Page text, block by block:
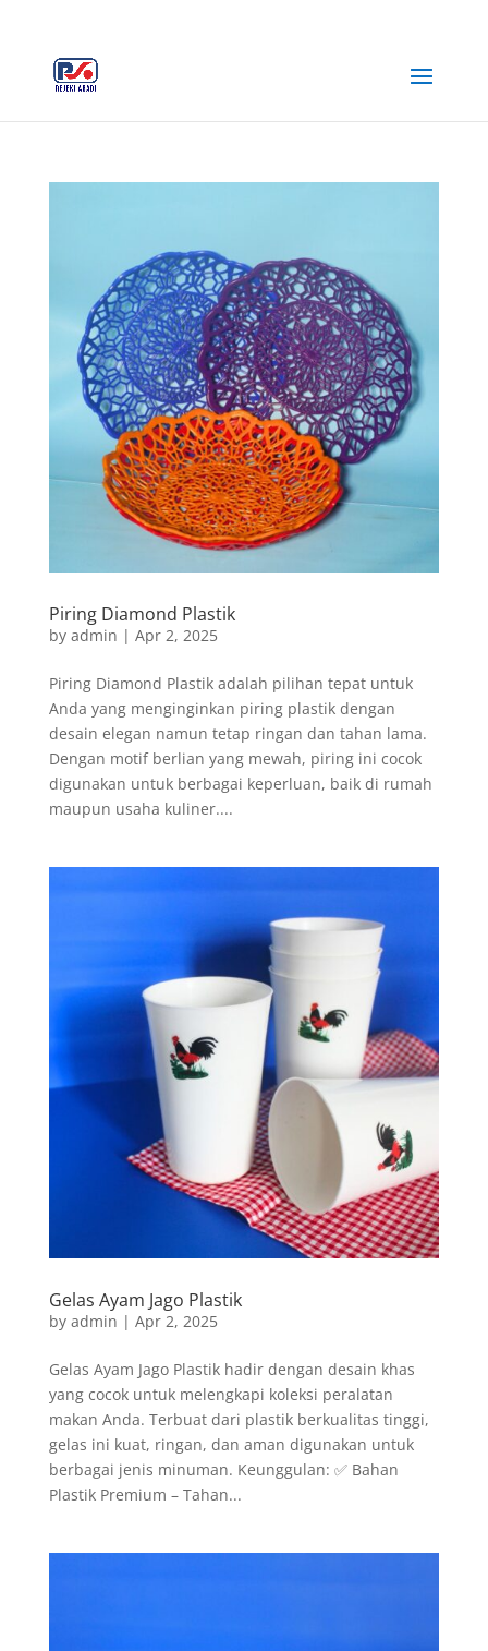
Piring Diamond Plastik
by admin | Apr 2, 2025
Piring Diamond Plastik adalah pilihan tepat untuk
Anda yang menginginkan piring plastik dengan
desain elegan namun tetap ringan dan tahan lama.
Dengan motif berlian yang mewah, piring ini cocok
digunakan untuk berbagai keperluan, baik di rumah
maupun usaha kuliner....
Gelas Ayam Jago Plastik
by admin | Apr 2, 2025
Gelas Ayam Jago Plastik hadir dengan desain khas
yang cocok untuk melengkapi koleksi peralatan
makan Anda. Terbuat dari plastik berkualitas tinggi,
gelas ini kuat, ringan, dan aman digunakan untuk
berbagai jenis minuman. Keunggulan: ✅ Bahan
Plastik Premium – Tahan...